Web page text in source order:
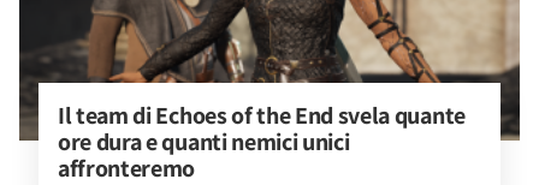
Il team di Echoes of the End svela quante
ore dura e quanti nemici unici
affronteremo